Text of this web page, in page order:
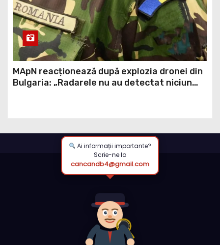
MApN reacționează după explozia dronei din
Bulgaria: „Radarele nu au detectat niciun
Ai informații importante?
Scrie-ne la
cancandb4@gmail.com